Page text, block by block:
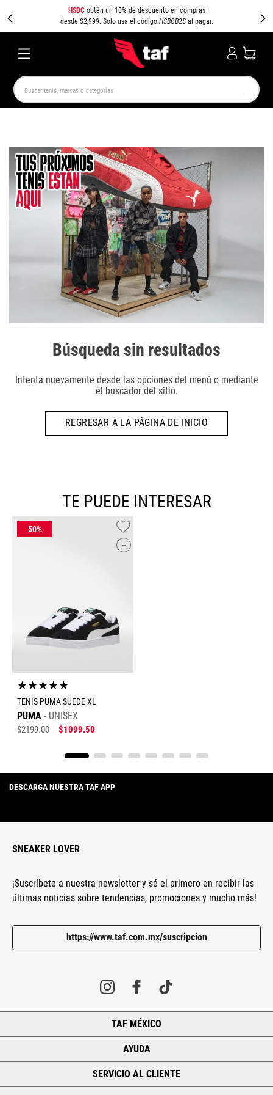
HSBCobtén un 10% de descuento en compras
desde $2,999. Solo usa el código HSBCB2Sal pagar.
Buscar tenis, marcas o categorías
Búsqueda sin resultados
Intenta nuevamente desde las opciones del menú o mediante
el buscador del sitio.
REGRESAR A LA PÁGINA DE INICIO
TE PUEDE INTERESAR
+
★★★★★
TENIS PUMA SUEDE XL
PUMA UNISEX
$2199.00 $1099.50
DESCARGA NUESTRA TAF APP
SNEAKER LOVER
¡Suscríbete a nuestra newsletter y sé el primero en recibir las
últimas noticias sobre tendencias, promociones y mucho más!
https://www.taf.com.mx/suscripcion
TAF MÉXICO
AYUDA
SERVICIO AL CLIENTE
SPEEDCAT SPEZIAL JORDAN 1
CAMPUS AIR MAX